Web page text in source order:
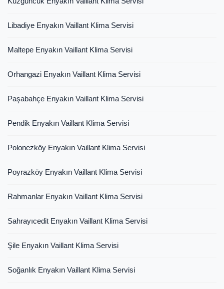
Libadiye Enyakın Vaillant Klima Servisi
Maltepe Enyakın Vaillant Klima Servisi
Orhangazi Enyakın Vaillant Klima Servisi
Paşabahçe Enyakın Vaillant Klima Servisi
Pendik Enyakın Vaillant Klima Servisi
Polonezköy Enyakın Vaillant Klima Servisi
Poyrazköy Enyakın Vaillant Klima Servisi
Rahmanlar Enyakın Vaillant Klima Servisi
Sahrayıcedit Enyakın Vaillant Klima Servisi
Şile Enyakın Vaillant Klima Servisi
Soğanlık Enyakın Vaillant Klima Servisi